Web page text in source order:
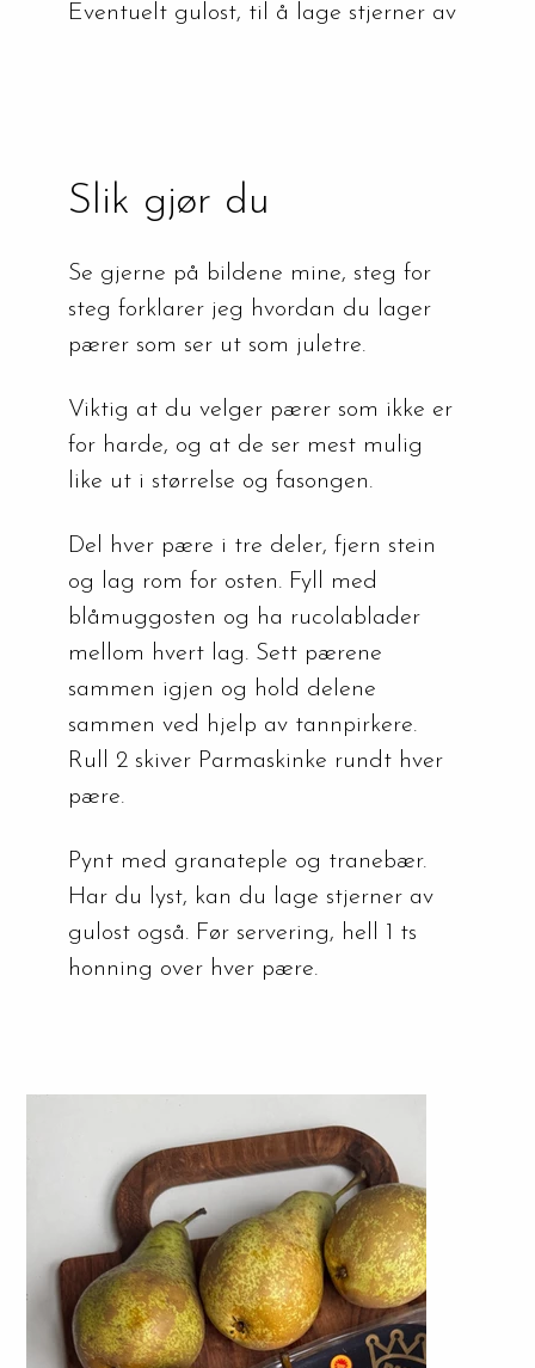
Eventuelt gulost, til å lage stjerner av
Slik gjør du
Se gjerne på bildene mine, steg for
steg forklarer jeg hvordan du lager
pærer som ser ut som juletre.
Viktig at du velger pærer som ikke er
for harde, og at de ser mest mulig
like ut i størrelse og fasongen.
Del hver pære i tre deler, fjern stein
og lag rom for osten. Fyll med
blåmuggosten og ha rucolablader
mellom hvert lag. Sett pærene
sammen igjen og hold delene
sammen ved hjelp av tannpirkere.
Rull 2 skiver Parmaskinke rundt hver
pære.
Pynt med granateple og tranebær.
Har du lyst, kan du lage stjerner av
gulost også. Før servering, hell 1 ts
honning over hver pære.